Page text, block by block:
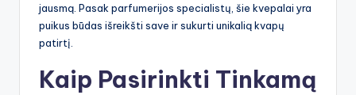
jausmą. Pasak parfumerijos specialistų, šie kvepalai yra
puikus būdas išreikšti save ir sukurti unikalią kvapų
patirtį.
Kaip Pasirinkti Tinkamą